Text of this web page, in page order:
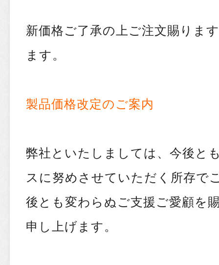
新価格ご了承の上ご注文賜りま
ます。
製品価格改定のご案内
弊社といたしましては、今後と
スに努めさせていただく所存で
後とも変わらぬご支援ご愛顧を
申し上げます。